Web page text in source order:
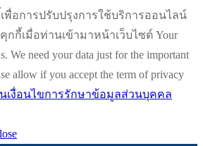
พื่อการปรับปรุงการใช้บริการออนไลน์
กกี้เมื่อท่านเข้ามาหน้าเว็บไซต์ Your
We need your data just for the important
allow if you accept the term of privacy
เงื่อนไขการรักษาข้อมูลส่วนบุคคล